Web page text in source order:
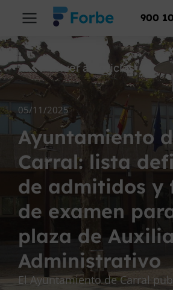
900
Volver a Noticias
05/11/2025
Ayuntamiento
Carral: lista
de admitidos y
de examen
plaza de
Administrativo
El Ayuntamiento de Carral